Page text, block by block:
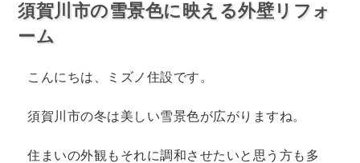
須賀川市の雪景色に映える外壁リフォ
ーム
こんにちは、ミズノ住設です。
須賀川市の冬は美しい雪景色が広がりますね。
住まいの外観もそれに調和させたいと思う方も多